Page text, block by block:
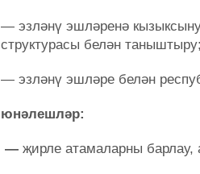
— эзләнү эшләренә
структурасы белән
— эзләнү эшләре белән
юнәлешләр:
— җирле атамаларны